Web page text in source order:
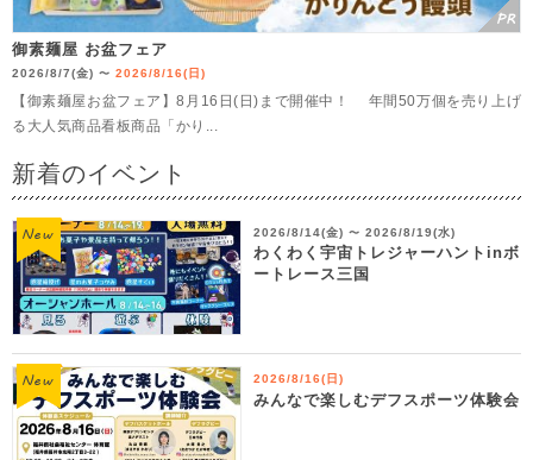
御素麺屋 お盆フェア
2026/8/7(金) 〜 2026/8/16(日)
【御素麺屋お盆フェア】8月16日(日)まで開催中！ 年間50万個を売り上げ
る大人気商品看板商品「かり...
新着のイベント
2026/8/14(金) 〜 2026/8/19(水)
わくわく宇宙トレジャーハントinボ
ートレース三国
2026/8/16(日)
みんなで楽しむデフスポーツ体験会